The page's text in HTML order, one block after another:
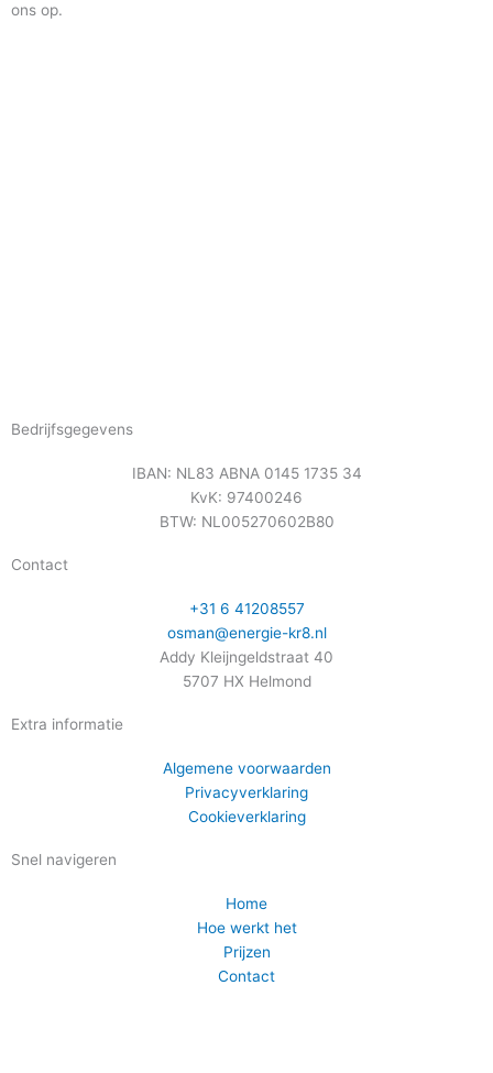
ons op.
Snel navigeren
Home
Hoe werkt het
Prijzen
Contact
Extra informatie
Algemene voorwaarden
Privacyverklaring
Cookieverklaring
Contact
+31 6 41208557
osman@energie-kr8.nl
Addy Kleijngeldstraat 40
5707 HX Helmond
Bedrijfsgegevens
IBAN: NL83 ABNA 0145 1735 34
KvK: 97400246
BTW: NL005270602B80